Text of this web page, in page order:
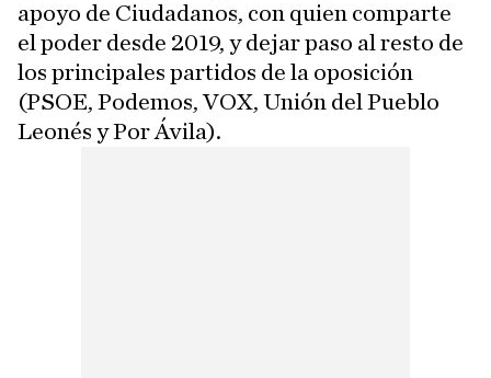
apoyo de Ciudadanos, con quien comparte
el poder desde 2019, y dejar paso al resto de
los principales partidos de la oposición
(PSOE, Podemos, VOX, Unión del Pueblo
Leonés y Por Ávila).